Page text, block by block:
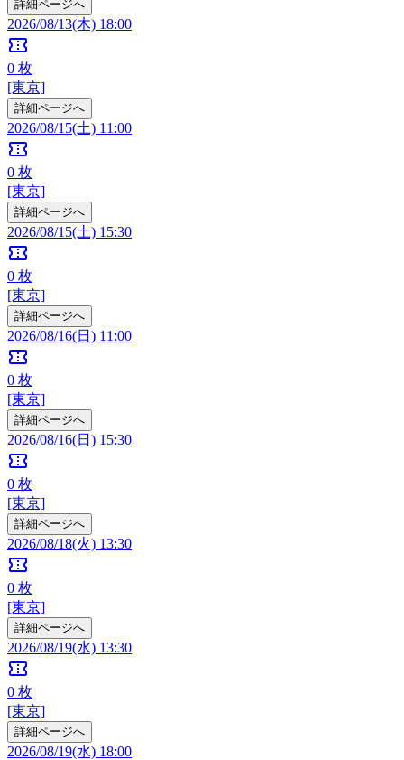
詳細ページへ
2026/08/13(木) 18:00
confirmation_number
0 枚
[東京]
詳細ページへ
2026/08/15(土) 11:00
confirmation_number
0 枚
[東京]
詳細ページへ
2026/08/15(土) 15:30
confirmation_number
0 枚
[東京]
詳細ページへ
2026/08/16(日) 11:00
confirmation_number
0 枚
[東京]
詳細ページへ
2026/08/16(日) 15:30
confirmation_number
0 枚
[東京]
詳細ページへ
2026/08/18(火) 13:30
confirmation_number
0 枚
[東京]
詳細ページへ
2026/08/19(水) 13:30
confirmation_number
0 枚
[東京]
詳細ページへ
2026/08/19(水) 18:00